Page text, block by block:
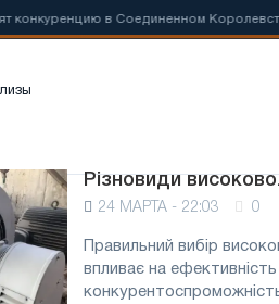
в Соединенном Королевстве
Різновиди
24 МАРТА - 22:03 0
Правильний вибір
впливає на